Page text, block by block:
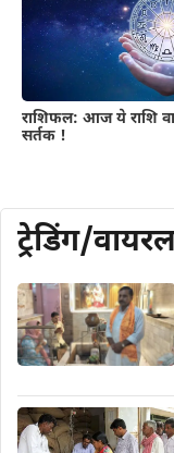
राशिफल: आज ये राशि
सर्तक !
ट्रेडिंग/